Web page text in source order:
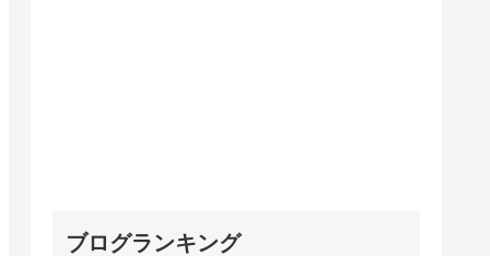
ブログランキング